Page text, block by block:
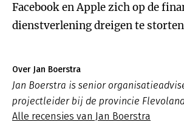
Facebook en Apple zich op de
dienstverlening dreigen te
Over Jan Boerstra
Jan Boerstra is senior
projectleider bij de provincie
Alle recensies van Jan Boerstra